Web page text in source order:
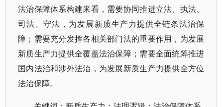
法治保障体系构建来看，需要协同推进立法、执法、
司法、守法，为发展新质生产力提供全链条法治保
障；需要充分发挥各相关部门法的重要作用，为发展
新质生产力提供全覆盖法治保障；需要全面统筹推进
国内法治和涉外法治，为发展新质生产力提供全方位
法治保障。